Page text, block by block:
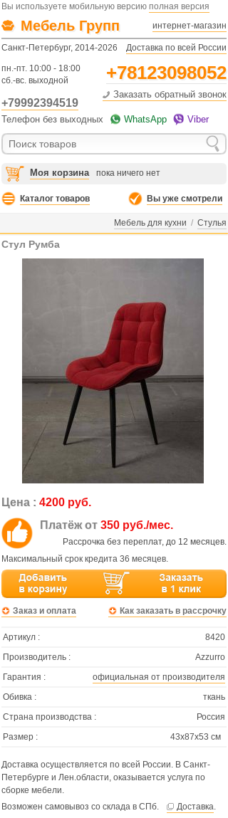
Вы используете мобильную версию полная версия
Мебель Групп интернет-магазин
Санкт-Петербург, 2014-2026 Доставка по всей России
пн.-пт. 10:00 - 18:00
сб.-вс. выходной
+78123098052
+79992394519
Заказать обратный звонок
Телефон без выходных WhatsApp Viber
Моя корзина пока ничего нет
Каталог товаров Вы уже смотрели
Мебель для кухни / Стулья
Стул Румба
Цена : 4200 руб.
Платёж от 350 руб./мес.
Рассрочка без переплат, до 12 месяцев.
Максимальный срок кредита 36 месяцев.
Заказ и оплата Как заказать в рассрочку
Артикул :
8420
Производитель :
Azzurro
Гарантия :
официальная от производителя
Обивка :
ткань
Страна производства :
Россия
Размер :
43х87х53 см
Доставка осуществляется по всей России. В Санкт-
Петербурге и Лен.области, оказывается услуга по
сборке мебели.
Возможен самовывоз со склада в СПб.
Доставка.